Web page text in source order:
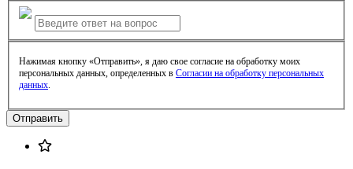
Нажимая кнопку «Отправить», я даю свое согласие на обработку моих
персональных данных, определенных в Согласии на обработку персональных
данных.